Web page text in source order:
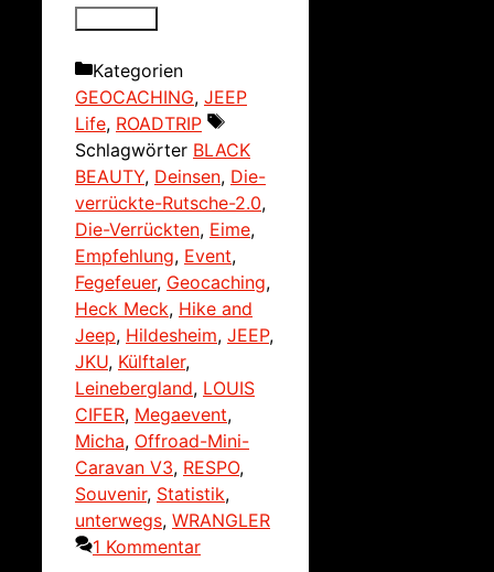
Kategorien
GEOCACHING, JEEP
Life, ROADTRIP
Schlagwörter BLACK
BEAUTY, Deinsen, Die-
verrückte-Rutsche-2.0,
Die-Verrückten, Eime,
Empfehlung, Event,
Fegefeuer, Geocaching,
Heck Meck, Hike and
Jeep, Hildesheim, JEEP,
JKU, Külftaler,
Leinebergland, LOUIS
CIFER, Megaevent,
Micha, Offroad-Mini-
Caravan V3, RESPO,
Souvenir, Statistik,
unterwegs, WRANGLER
1 Kommentar